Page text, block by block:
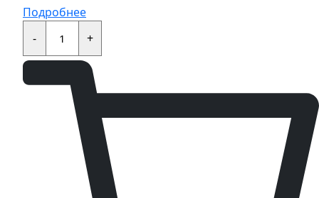
Подробнее
-
Кнопка
стартера
KT50,TS,MINI,TD,K,TT,EVO
quantity
+